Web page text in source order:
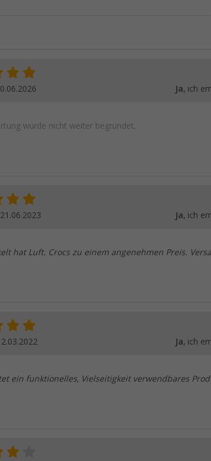
Ja, ich
wurde nicht weiter begründet.
21.06.2023 Ja, ich
hat Luft. Crocs zu einem angenehmen Preis.
Ja, ich
ein funktionelles, Vielseitigkeit verwendbares